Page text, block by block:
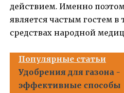
действием. Именно
является частым гостем в
средствах народной
Популярные статьи
Удобрения для газона -
эффективные способы